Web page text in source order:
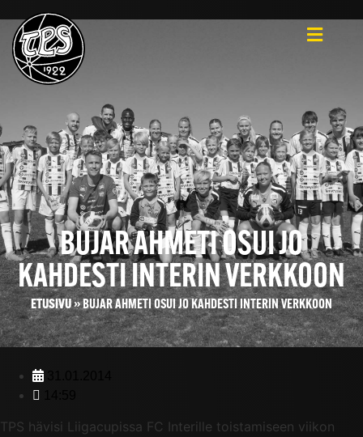
BUJAR AHMETI OSUI JO
KAHDESTI INTERIN VERKKOON
ETUSIVU»BUJAR AHMETI OSUI JO KAHDESTI INTERIN VERKKOON
TPS hävisi Liigacupissa FC Interille toistamiseen viikon